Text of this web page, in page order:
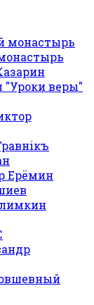
веры"
Ерёмин